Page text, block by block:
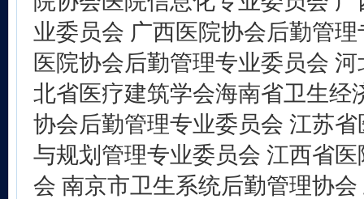
业委员会 广西医院协会后勤管
医院协会后勤管理专业委员会
北省医疗建筑学会海南省卫生经
协会后勤管理专业委员会 江苏
与规划管理专业委员会 江西省
会 南京市卫生系统后勤管理协